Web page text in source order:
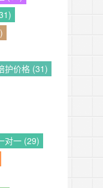
护价格 (31)
对一 (29)